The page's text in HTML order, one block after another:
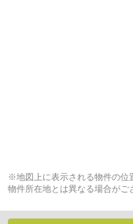
※地図上に表示される物件の位
物件所在地とは異なる場合がご